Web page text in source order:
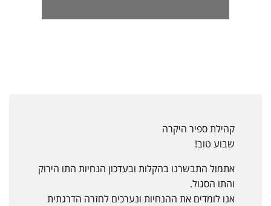
קהילת ספיר היקרה
שבוע טוב!
אתמול התבשרנו בהקלות ובעדכון הנחיות התו הירוק
והתו הסגול.
אנו לומדים את ההנחיות ונערכים לחזרה הדרגתית